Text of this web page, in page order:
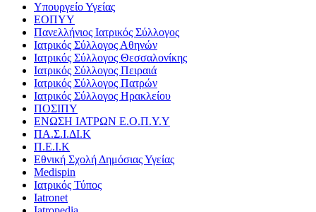
Υπουργείο Υγείας
ΕΟΠΥΥ
Πανελλήνιος Ιατρικός Σύλλογος
Ιατρικός Σύλλογος Αθηνών
Ιατρικός Σύλλογος Θεσσαλονίκης
Ιατρικός Σύλλογος Πειραιά
Ιατρικός Σύλλογος Πατρών
Ιατρικός Σύλλογος Ηρακλείου
ΠΟΣΙΠΥ
ΕΝΩΣΗ ΙΑΤΡΩΝ Ε.Ο.Π.Υ.Υ
ΠΑ.Σ.Ι.ΔΙ.Κ
Π.Ε.Ι.Κ
Εθνική Σχολή Δημόσιας Υγείας
Medispin
Ιατρικός Τύπος
Iatronet